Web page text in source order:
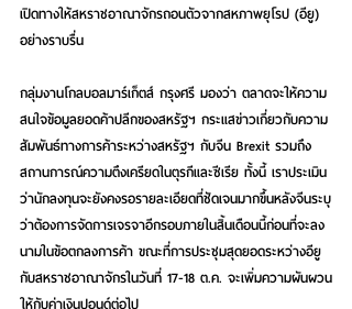
เปิดทางให้สหราชอาณาจักรถอนตัวจากสหภาพยุโรป (อียู)
อย่างราบรื่น
กลุ่มงานโกลบอลมาร์เก็ตส์ กรุงศรี มองว่า ตลาดจะให้ความ
สนใจข้อมูลยอดค้าปลีกของสหรัฐฯ กระแสข่าวเกี่ยวกับความ
สัมพันธ์ทางการค้าระหว่างสหรัฐฯ กับจีน Brexit รวมถึง
สถานการณ์ความตึงเครียดในตุรกีและซีเรีย ทั้งนี้ เราประเมิน
ว่านักลงทุนจะยังคงรอรายละเอียดที่ชัดเจนมากขึ้นหลังจีนระบุ
ว่าต้องการจัดการเจรจาอีกรอบภายในสิ้นเดือนนี้ก่อนที่จะลง
นามในข้อตกลงการค้า ขณะที่การประชุมสุดยอดระหว่างอียู
กับสหราชอาณาจักรในวันที่ 17-18 ต.ค. จะเพิ่มความผันผวน
ให้กับค่าเงินปอนด์ต่อไป